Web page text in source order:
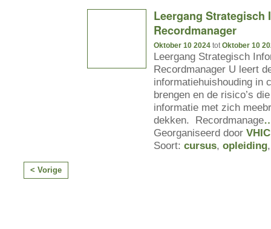
Leergang Strategisch
Recordmanager
Oktober 10 2024 totOktober 10
Leergang Strategisch
Recordmanager U leert
informatiehuishouding in
brengen en de risico’s
informatie met zich
dekken. Recordmanage
Georganiseerd door
Soort: cursus, opleiding
< Vorige